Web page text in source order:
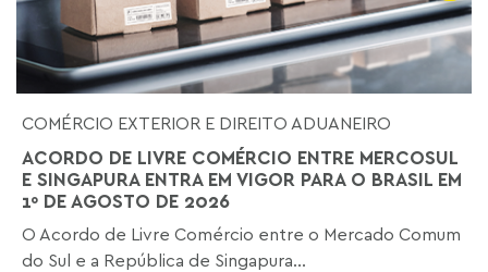
COMÉRCIO EXTERIOR E DIREITO ADUANEIRO
ACORDO DE LIVRE COMÉRCIO ENTRE MERCOSUL
E SINGAPURA ENTRA EM VIGOR PARA O BRASIL EM
1º DE AGOSTO DE 2026
O Acordo de Livre Comércio entre o Mercado Comum
do Sul e a República de Singapura...